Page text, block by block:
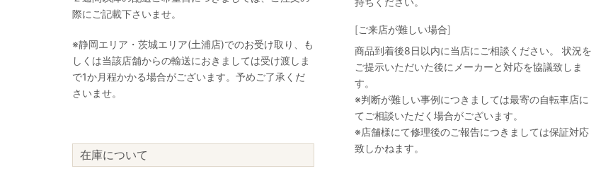
際にご記載下さいませ。
※静岡エリア・茨城エリア(土浦店)でのお受け取り、も
しくは当該店舗からの輸送におきましては受け渡しま
で1か月程かかる場合がございます。予めご了承くだ
さいませ。
在庫について
[ご来店が難しい場合]
商品到着後8日以内に当店にご相談ください。 状況を
ご提示いただいた後にメーカーと対応を協議致しま
す。
※判断が難しい事例につきましては最寄の自転車店に
てご相談いただく場合がございます。
※店舗様にて修理後のご報告につきましては保証対応
致しかねます。